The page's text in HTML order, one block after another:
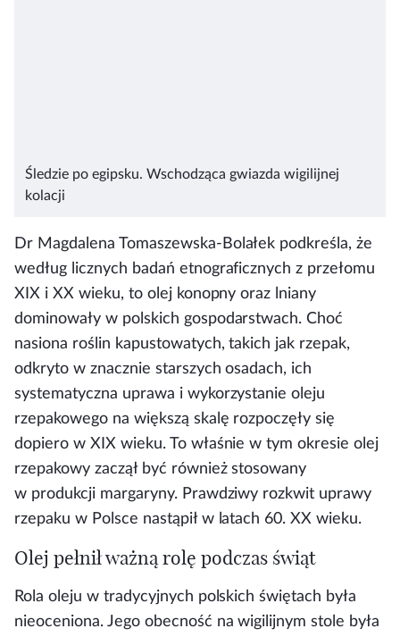
Śledzie po egipsku. Wschodząca gwiazda wigilijnej
kolacji
Dr Magdalena Tomaszewska-Bolałek podkreśla, że
według licznych badań etnograficznych z przełomu
XIX i XX wieku, to olej konopny oraz lniany
dominowały w polskich gospodarstwach. Choć
nasiona roślin kapustowatych, takich jak rzepak,
odkryto w znacznie starszych osadach, ich
systematyczna uprawa i wykorzystanie oleju
rzepakowego na większą skalę rozpoczęły się
dopiero w XIX wieku. To właśnie w tym okresie olej
rzepakowy zaczął być również stosowany
w produkcji margaryny. Prawdziwy rozkwit uprawy
rzepaku w Polsce nastąpił w latach 60. XX wieku.
Olej pełnił ważną rolę podczas świąt
Rola oleju w tradycyjnych polskich świętach była
nieoceniona. Jego obecność na wigilijnym stole była